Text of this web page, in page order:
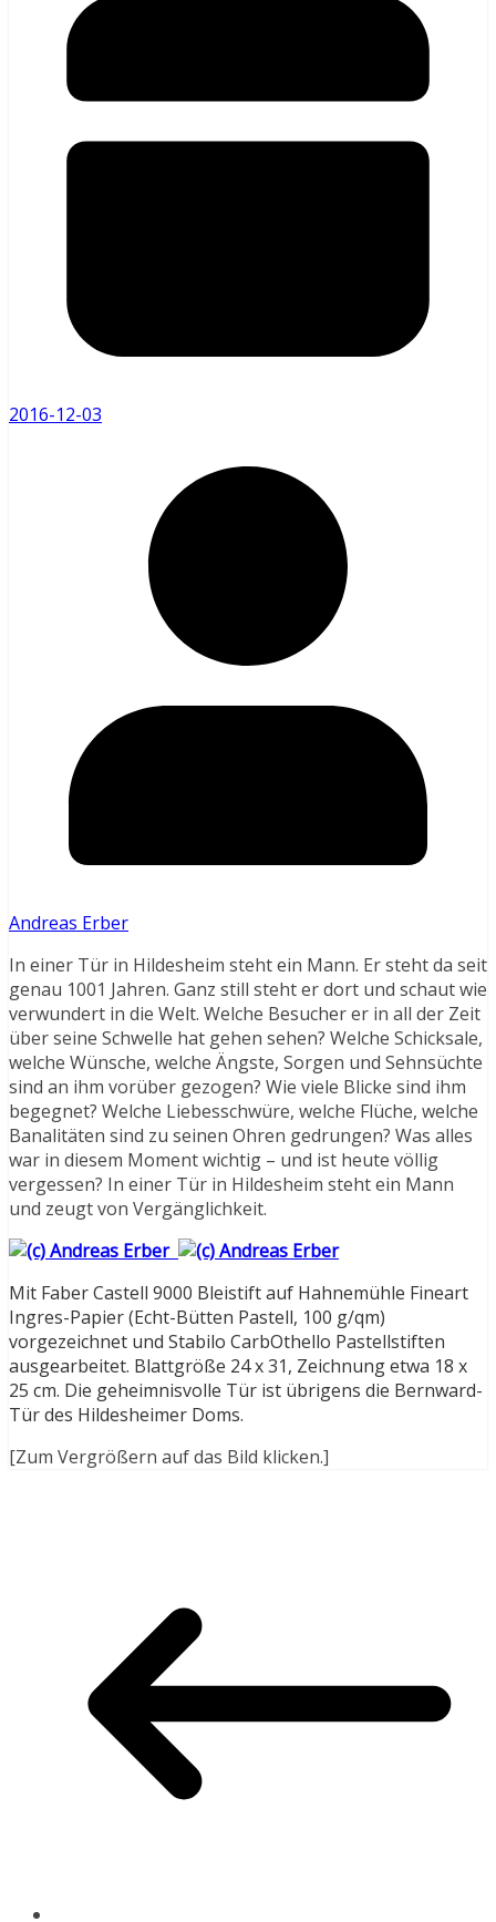
2016-12-03
Andreas Erber
In einer Tür in Hildesheim steht ein Mann. Er steht da seit
genau 1001 Jahren. Ganz still steht er dort und schaut wie
verwundert in die Welt. Welche Besucher er in all der Zeit
über seine Schwelle hat gehen sehen? Welche Schicksale,
welche Wünsche, welche Ängste, Sorgen und Sehnsüchte
sind an ihm vorüber gezogen? Wie viele Blicke sind ihm
begegnet? Welche Liebesschwüre, welche Flüche, welche
Banalitäten sind zu seinen Ohren gedrungen? Was alles
war in diesem Moment wichtig – und ist heute völlig
vergessen? In einer Tür in Hildesheim steht ein Mann
und zeugt von Vergänglichkeit.
Mit Faber Castell 9000 Bleistift auf Hahnemühle Fineart
Ingres-Papier (Echt-Bütten Pastell, 100 g/qm)
vorgezeichnet und Stabilo CarbOthello Pastellstiften
ausgearbeitet. Blattgröße 24 x 31, Zeichnung etwa 18 x
25 cm. Die geheimnisvolle Tür ist übrigens die Bernward-
Tür des Hildesheimer Doms.
[Zum Vergrößern auf das Bild klicken.]